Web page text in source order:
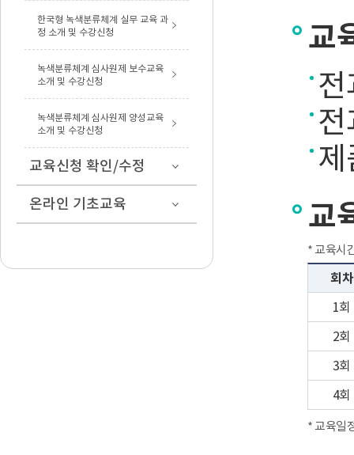
한국형 녹색분류체계 실무 교육 과
정 소개 및 수강신청
녹색분류체계 심사원제 보수교육
소개 및 수강신청
녹색분류체계 심사원제 양성교육
소개 및 수강신청
교육신청 확인/수정
온라인 기초교육
교
교
* 교육시
회차
1회
2회
3회
4회
* 교육일